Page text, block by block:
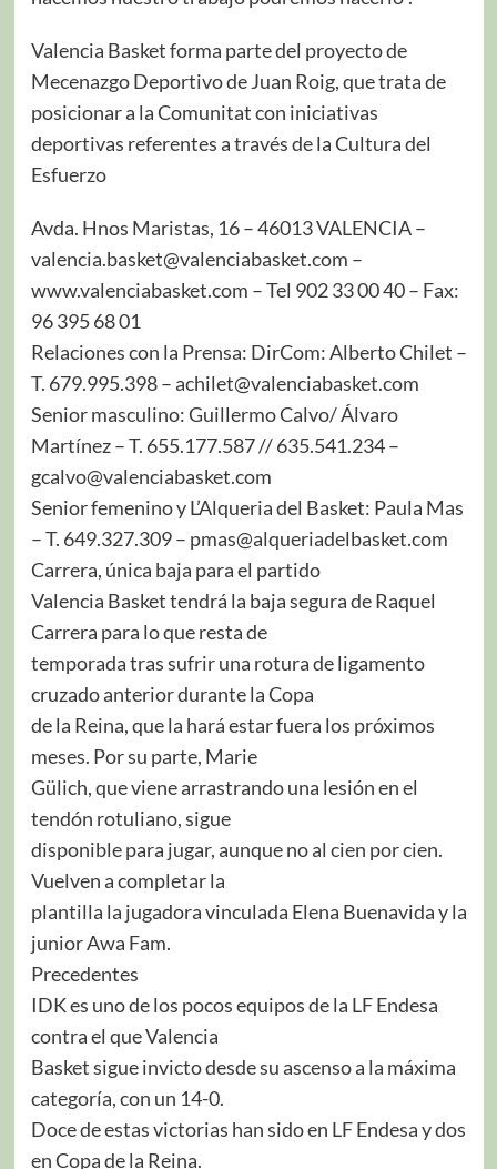
Valencia Basket forma parte del proyecto de
Mecenazgo Deportivo de Juan Roig, que trata de
posicionar a la Comunitat con iniciativas
deportivas referentes a través de la Cultura del
Esfuerzo
Avda. Hnos Maristas, 16 – 46013 VALENCIA –
valencia.basket@valenciabasket.com –
www.valenciabasket.com – Tel 902 33 00 40 – Fax:
96 395 68 01
Relaciones con la Prensa: DirCom: Alberto Chilet –
T. 679.995.398 – achilet@valenciabasket.com
Senior masculino: Guillermo Calvo/ Álvaro
Martínez – T. 655.177.587 // 635.541.234 –
gcalvo@valenciabasket.com
Senior femenino y L’Alqueria del Basket: Paula Mas
– T. 649.327.309 – pmas@alqueriadelbasket.com
Carrera, única baja para el partido
Valencia Basket tendrá la baja segura de Raquel
Carrera para lo que resta de
temporada tras sufrir una rotura de ligamento
cruzado anterior durante la Copa
de la Reina, que la hará estar fuera los próximos
meses. Por su parte, Marie
Gülich, que viene arrastrando una lesión en el
tendón rotuliano, sigue
disponible para jugar, aunque no al cien por cien.
Vuelven a completar la
plantilla la jugadora vinculada Elena Buenavida y la
junior Awa Fam.
Precedentes
IDK es uno de los pocos equipos de la LF Endesa
contra el que Valencia
Basket sigue invicto desde su ascenso a la máxima
categoría, con un 14-0.
Doce de estas victorias han sido en LF Endesa y dos
en Copa de la Reina.